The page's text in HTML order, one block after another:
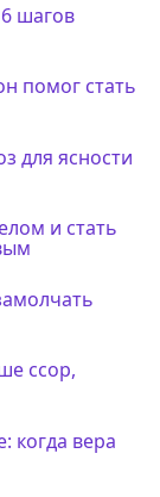
шагов
помог стать
для ясности
и стать
ссор,
когда вера